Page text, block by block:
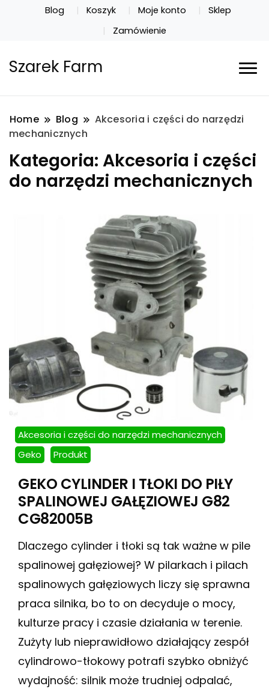
Blog Koszyk Moje konto
Sklep
Zamówienie
Szarek Farm
Home Blog
Akcesoria i części do narzędzi
mechanicznych
Kategoria: Akcesoria i części
do narzędzi mechanicznych
Akcesoria i części do narzędzi mechanicznych
Geko
Produkt
GEKO CYLINDER I TŁOKI DO PIŁY
SPALINOWEJ GAŁĘZIOWEJ G82
CG82005B
Dlaczego cylinder i tłoki są tak ważne w pile
spalinowej gałęziowej? W pilarkach i pilach
spalinowych gałęziowych liczy się sprawna
praca silnika, bo to on decyduje o mocy,
kulturze pracy i czasie działania w terenie.
Zużyty lub nieprawidłowo działający zespół
cylindrowo-tłokowy potrafi szybko obniżyć
wydajność: silnik może trudniej odpalać,